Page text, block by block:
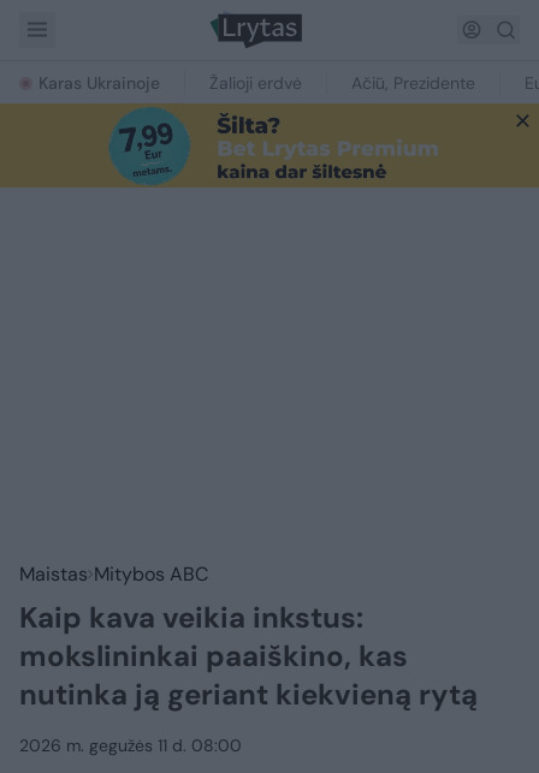
Karas Ukrainoje Žalioji erdvė Ačiū, Prezidente
Maistas Mitybos ABC
Kaip kava veikia inkstus:
mokslininkai paaiškino, kas
nutinka ją geriant kiekvieną rytą
2026 m. gegužės 11 d. 08:00